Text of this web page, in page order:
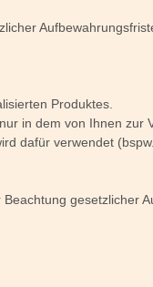
Produktes.
in dem von Ihnen zur
dafür verwendet
gesetzlicher